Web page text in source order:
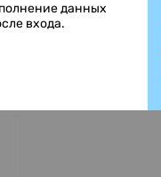
данных
входа.